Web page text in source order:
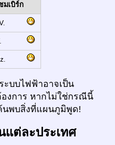
มเบิร์ก
บบไฟฟ้าอาจเป็น
การ หากไม่ใช่กรณีนี้
พบสิ่งที่แผนภูมิพูด!
แต่ละประเทศ